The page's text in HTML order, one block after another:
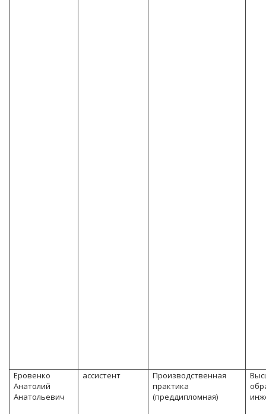
Еровенко
Анатолий
Анатольевич
ассистент
Производственная
практика
(преддипломная)